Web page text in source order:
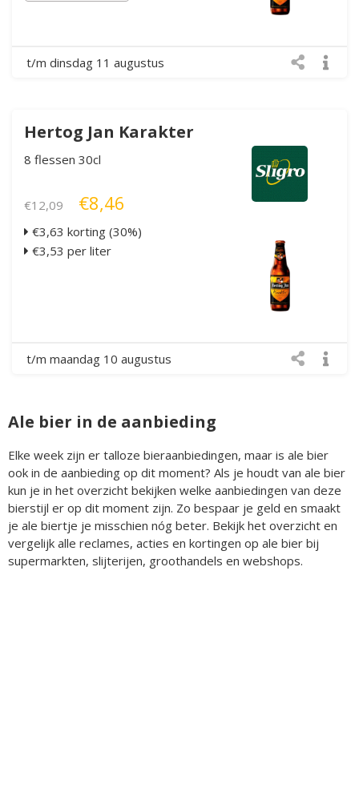
t/m dinsdag 11 augustus
Hertog Jan Karakter
8 flessen 30cl
€12,09 €8,46
€3,63 korting (30%)
€3,53 per liter
t/m maandag 10 augustus
Ale bier in de aanbieding
Elke week zijn er talloze bieraanbiedingen, maar is ale bier
ook in de aanbieding op dit moment? Als je houdt van ale bier
kun je in het overzicht bekijken welke aanbiedingen van deze
bierstijl er op dit moment zijn. Zo bespaar je geld en smaakt
je ale biertje je misschien nóg beter. Bekijk het overzicht en
vergelijk alle reclames, acties en kortingen op ale bier bij
supermarkten, slijterijen, groothandels en webshops.